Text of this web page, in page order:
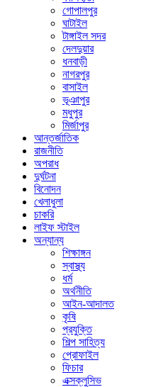
গোপালপুর
ঘাটাইল
টাঙ্গাইল সদর
দেলদুয়ার
ধনবাড়ী
নাগরপুর
বাসাইল
ভূঞাপুর
মধুপুর
মির্জাপুর
আন্তর্জাতিক
রাজনীতি
অপরাধ
দুর্ঘটনা
বিনোদন
খেলাধুলা
চাকরি
লাইফ স্টাইল
অন্যান্য
শিক্ষাঙ্গন
স্বাস্থ্য
ধর্ম
অর্থনীতি
আইন-আদালত
কৃষি
প্রযুক্তি
শিল্প সাহিত্য
প্রোফাইল
ফিচার
এক্সক্লুসিভ